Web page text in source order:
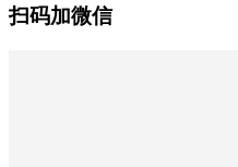
扫码加微信